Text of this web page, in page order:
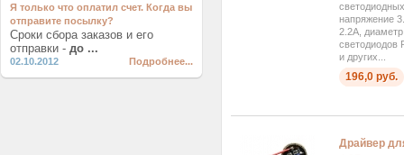
напряжение
2.2А,
светодиодов
и других...
196,0 руб.
Драйвер
Я только что оплатил счет. Когда вы
отправите посылку?
Сроки сбора заказов и его
отправки - до ...
02.10.2012 Подробнее...